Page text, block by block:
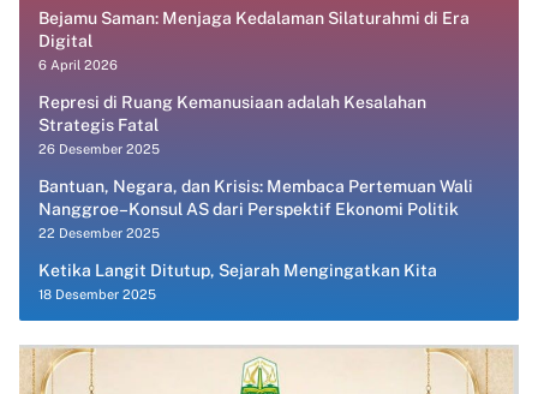
Bejamu Saman: Menjaga Kedalaman Silaturahmi di Era
Digital
6 April 2026
Represi di Ruang Kemanusiaan adalah Kesalahan
Strategis Fatal
26 Desember 2025
Bantuan, Negara, dan Krisis: Membaca Pertemuan Wali
Nanggroe–Konsul AS dari Perspektif Ekonomi Politik
22 Desember 2025
Ketika Langit Ditutup, Sejarah Mengingatkan Kita
18 Desember 2025